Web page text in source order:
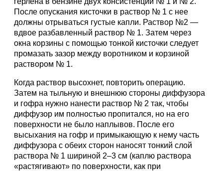
После опускания кисточки в раствор № 1 с нее
должны отрываться густые капли. Раствор №2 —
вдвое разбавленный раствор № 1. Затем через
окна корзины с помощью тонкой кисточки следует
промазать зазор между воротником и корзиной
раствором № 1.
Когда раствор высохнет, повторить операцию.
Затем на тыльную и внешнюю стороны диффузора
и гофра нужно нанести раствор № 2 так, чтобы
диффузор им полностью пропитался, но на его
поверхности не было наплывов. После его
высыхания на гофр и примыкающую к нему часть
диффузора с обеих сторон наносят тонкий слой
раствора № 1 шириной 2–3 см (каплю раствора
«растягивают» по поверхности, как при